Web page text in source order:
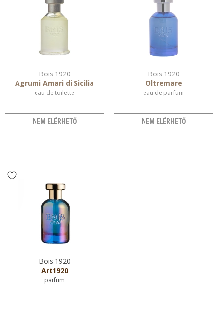
Bois 1920
Agrumi Amari di Sicilia
eau de toilette
NEM ELÉRHETŐ
Bois 1920
Oltremare
eau de parfum
NEM ELÉRHETŐ
Bois 1920
Art1920
parfum